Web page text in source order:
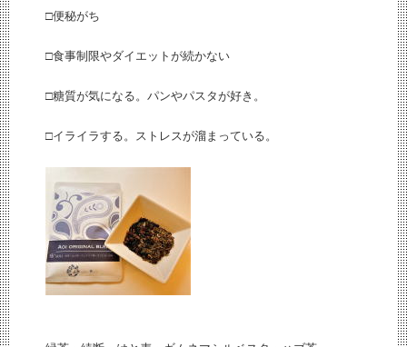
□便秘がち
□食事制限やダイエットが続かない
□糖質が気になる。パンやパスタが好き。
□イライラする。ストレスが溜まっている。